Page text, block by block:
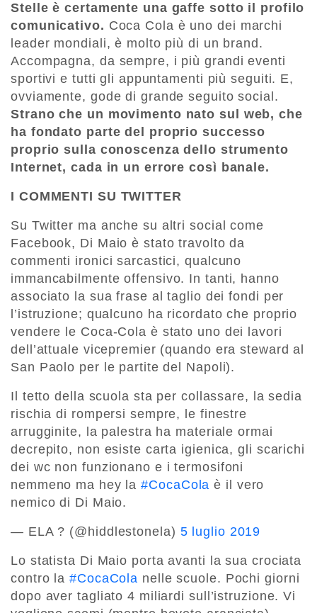
Stelle è certamente una gaffe sotto il profilo
comunicativo. Coca Cola è uno dei marchi
leader mondiali, è molto più di un brand.
Accompagna, da sempre, i più grandi eventi
sportivi e tutti gli appuntamenti più seguiti. E,
ovviamente, gode di grande seguito social.
Strano che un movimento nato sul web, che
ha fondato parte del proprio successo
proprio sulla conoscenza dello strumento
Internet, cada in un errore così banale.
I COMMENTI SU TWITTER
Su Twitter ma anche su altri social come
Facebook, Di Maio è stato travolto da
commenti ironici sarcastici, qualcuno
immancabilmente offensivo. In tanti, hanno
associato la sua frase al taglio dei fondi per
l’istruzione; qualcuno ha ricordato che proprio
vendere le Coca-Cola è stato uno dei lavori
dell’attuale vicepremier (quando era steward al
San Paolo per le partite del Napoli).
Il tetto della scuola sta per collassare, la sedia
rischia di rompersi sempre, le finestre
arrugginite, la palestra ha materiale ormai
decrepito, non esiste carta igienica, gli scarichi
dei wc non funzionano e i termosifoni
nemmeno ma hey la#CocaCola è il vero
nemico di Di Maio.
— ELA ? (@hiddlestonela) 5 luglio 2019
Lo statista Di Maio porta avanti la sua crociata
contro la#CocaCola nelle scuole. Pochi giorni
dopo aver tagliato 4 miliardi sull’istruzione. Vi